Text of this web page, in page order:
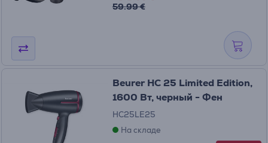
59.99 €
Beurer HC 25 Limited Edition,
1600 Вт, черный - Фен
HC25LE25
На складе